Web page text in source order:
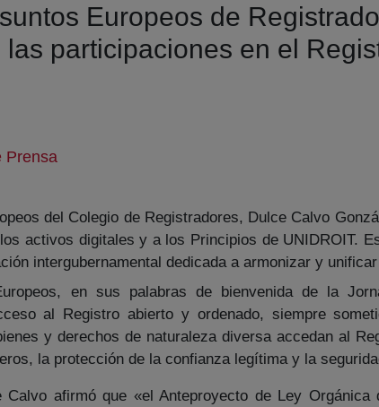
Europeos de
participaciones en el
Prensa
del Colegio de Registradores, Dulce Calvo
activos digitales y a los Principios de UNIDROIT.
intergubernamental dedicada a armonizar y
en sus palabras de bienvenida de la
al Registro abierto y ordenado, siempre
y derechos de naturaleza diversa accedan al
la protección de la confianza legítima y la
afirmó que «el Anteproyecto de Ley